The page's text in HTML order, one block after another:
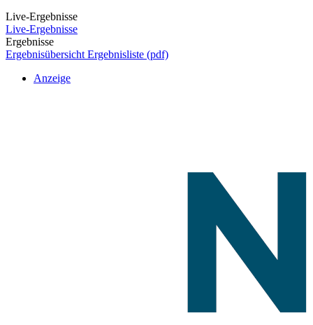
Live-Ergebnisse
Live-Ergebnisse
Ergebnisse
Ergebnisübersicht Ergebnisliste (pdf)
Anzeige